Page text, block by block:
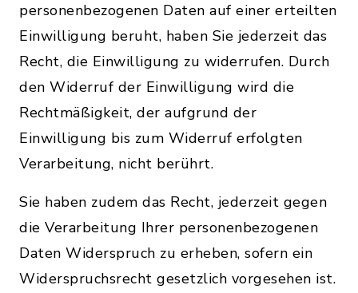
personenbezogenen Daten auf einer erteilten
Einwilligung beruht, haben Sie jederzeit das
Recht, die Einwilligung zu widerrufen. Durch
den Widerruf der Einwilligung wird die
Rechtmäßigkeit, der aufgrund der
Einwilligung bis zum Widerruf erfolgten
Verarbeitung, nicht berührt.
Sie haben zudem das Recht, jederzeit gegen
die Verarbeitung Ihrer personenbezogenen
Daten Widerspruch zu erheben, sofern ein
Widerspruchsrecht gesetzlich vorgesehen ist.